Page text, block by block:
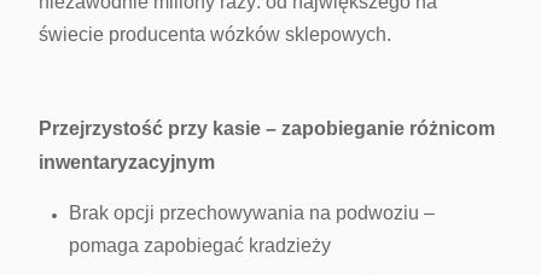
świecie producenta wózków sklepowych.
Przejrzystość przy kasie – zapobieganie różnicom
inwentaryzacyjnym
Brak opcji przechowywania na podwoziu –
pomaga zapobiegać kradzieży